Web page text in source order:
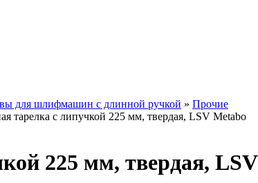
для шлифмашин с длинной ручкой » Прочие
тарелка с липучкой 225 мм, твердая, LSV Metabo
225 мм, твердая, LSV